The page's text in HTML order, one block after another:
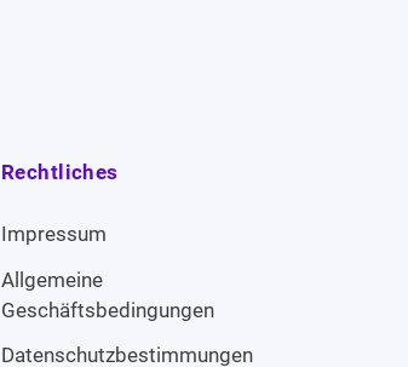
Rechtliches
Impressum
Allgemeine
Geschäftsbedingungen
Datenschutzbestimmungen